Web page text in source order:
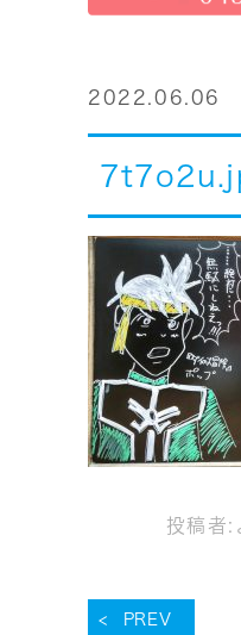
2022.06.06
投稿者:
PREV